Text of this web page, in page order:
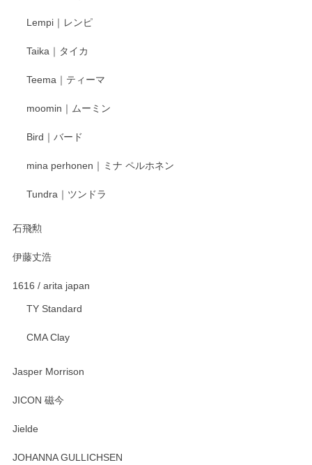
Lempi｜レンピ
Taika｜タイカ
Teema｜ティーマ
moomin｜ムーミン
Bird｜バード
mina perhonen｜ミナ ペルホネン
Tundra｜ツンドラ
石飛勲
伊藤丈浩
1616 / arita japan
TY Standard
CMA Clay
Jasper Morrison
JICON 磁今
Jielde
JOHANNA GULLICHSEN